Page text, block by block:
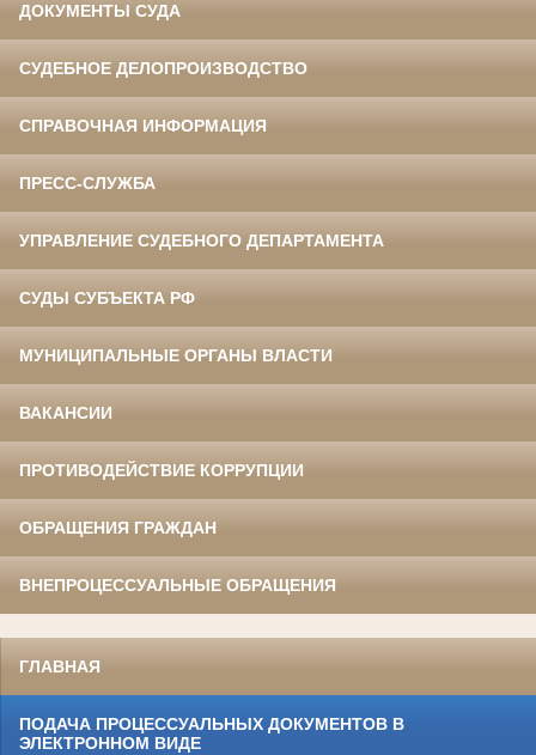
ДОКУМЕНТЫ СУДА
СУДЕБНОЕ ДЕЛОПРОИЗВОДСТВО
СПРАВОЧНАЯ ИНФОРМАЦИЯ
ПРЕСС-СЛУЖБА
УПРАВЛЕНИЕ СУДЕБНОГО ДЕПАРТАМЕНТА
СУДЫ СУБЪЕКТА РФ
МУНИЦИПАЛЬНЫЕ ОРГАНЫ ВЛАСТИ
ВАКАНСИИ
ПРОТИВОДЕЙСТВИЕ КОРРУПЦИИ
ОБРАЩЕНИЯ ГРАЖДАН
ВНЕПРОЦЕССУАЛЬНЫЕ ОБРАЩЕНИЯ
ГЛАВНАЯ
ПОДАЧА ПРОЦЕССУАЛЬНЫХ ДОКУМЕНТОВ В
ЭЛЕКТРОННОМ ВИДЕ